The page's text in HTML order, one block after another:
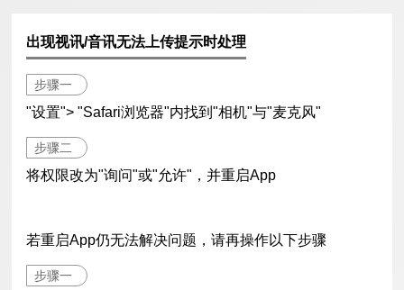
出现视讯/音讯无法上传提示时处理
步骤一
"设置"> "Safari浏览器"内找到"相机"与"麦克风"
步骤二
将权限改为"询问"或"允许"，并重启App
若重启App仍无法解决问题，请再操作以下步骤
步骤一